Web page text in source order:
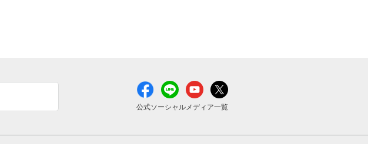
公式ソーシャルメディア一覧